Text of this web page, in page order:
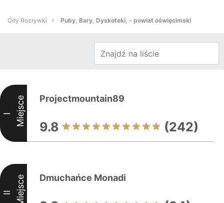
Orły Rozrywki Puby, Bary, Dyskoteki, - powiat oświęcimski
I Miejsce Projectmountain89
9.8 (242)
II Miejsce Dmuchańce Monadi